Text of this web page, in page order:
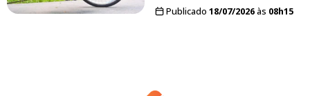
Publicado 18/07/2026às 08h15